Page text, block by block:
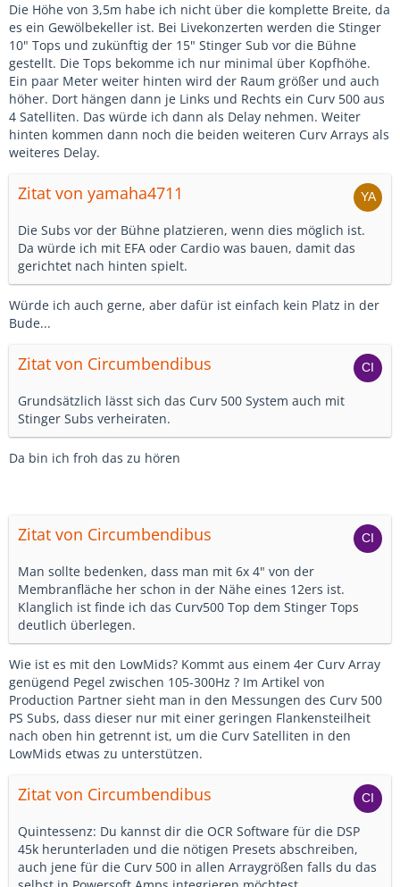
Die Höhe von 3,5m habe ich nicht über die komplette Breite, da
es ein Gewölbekeller ist. Bei Livekonzerten werden die Stinger
10" Tops und zukünftig der 15" Stinger Sub vor die Bühne
gestellt. Die Tops bekomme ich nur minimal über Kopfhöhe.
Ein paar Meter weiter hinten wird der Raum größer und auch
höher. Dort hängen dann je Links und Rechts ein Curv 500 aus
4 Satelliten. Das würde ich dann als Delay nehmen. Weiter
hinten kommen dann noch die beiden weiteren Curv Arrays als
weiteres Delay.
Zitat von yamaha4711
Die Subs vor der Bühne platzieren, wenn dies möglich ist.
Da würde ich mit EFA oder Cardio was bauen, damit das
gerichtet nach hinten spielt.
Würde ich auch gerne, aber dafür ist einfach kein Platz in der
Bude...
Zitat von Circumbendibus
Grundsätzlich lässt sich das Curv 500 System auch mit
Stinger Subs verheiraten.
Da bin ich froh das zu hören
Zitat von Circumbendibus
Man sollte bedenken, dass man mit 6x 4" von der
Membranfläche her schon in der Nähe eines 12ers ist.
Klanglich ist finde ich das Curv500 Top dem Stinger Tops
deutlich überlegen.
Wie ist es mit den LowMids? Kommt aus einem 4er Curv Array
genügend Pegel zwischen 105-300Hz ? Im Artikel von
Production Partner sieht man in den Messungen des Curv 500
PS Subs, dass dieser nur mit einer geringen Flankensteilheit
nach oben hin getrennt ist, um die Curv Satelliten in den
LowMids etwas zu unterstützen.
Zitat von Circumbendibus
Quintessenz: Du kannst dir die OCR Software für die DSP
45k herunterladen und die nötigen Presets abschreiben,
auch jene für die Curv 500 in allen Arraygrößen falls du das